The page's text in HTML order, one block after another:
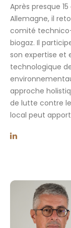
Après presque
Allemagne, il
comité
biogaz. Il
son expertise et
technologique
approche
de lutte contre
local peut